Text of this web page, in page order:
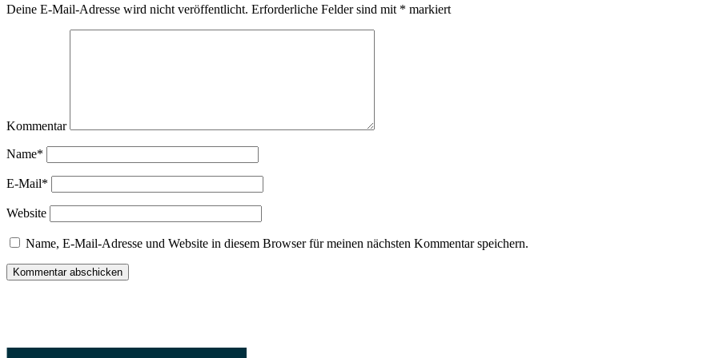
Deine E-Mail-Adresse wird nicht veröffentlicht. Erforderliche Felder sind mit * markiert
Kommentar
Name*
E-Mail*
Website
Name, E-Mail-Adresse und Website in diesem Browser für meinen nächsten Kommentar speichern.